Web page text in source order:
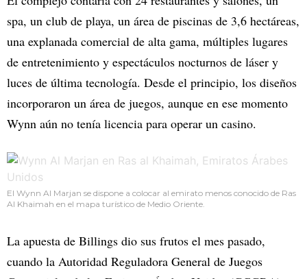
spa, un club de playa, un área de piscinas de 3,6 hectáreas,
una explanada comercial de alta gama, múltiples lugares
de entretenimiento y espectáculos nocturnos de láser y
luces de última tecnología. Desde el principio, los diseños
incorporaron un área de juegos, aunque en ese momento
Wynn aún no tenía licencia para operar un casino.
El Wynn Al Marjan se dispone a colocar al emirato menos conocido de Ras
Al Khaimah en el mapa turístico de Medio Oriente.
La apuesta de Billings dio sus frutos el mes pasado,
cuando la Autoridad Reguladora General de Juegos